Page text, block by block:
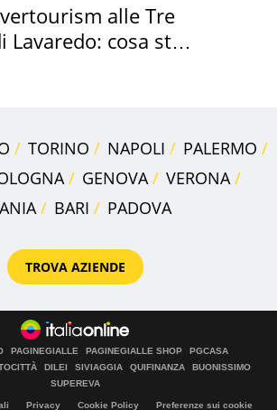
alle Tre
Lavaredo: cosa sta
TORINO NAPOLI
PALERMO
GENOVA
VERONA
BARI PADOVA
TROVA AZIENDE
PAGINEGIALLE PAGINEGIALLE SHOP
PGCASA
DILEI SIVIAGGIA QUIFINANZA
BUONISSIMO
SUPEREVA
Privacy Cookie Policy Preferenze sui cookie